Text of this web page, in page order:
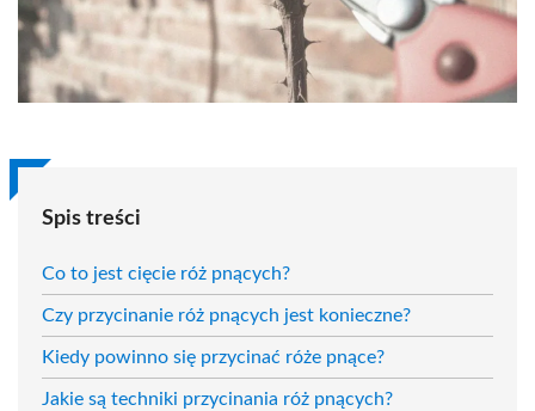
Spis treści
Co to jest cięcie róż pnących?
Czy przycinanie róż pnących jest konieczne?
Kiedy powinno się przycinać róże pnące?
Jakie są techniki przycinania róż pnących?